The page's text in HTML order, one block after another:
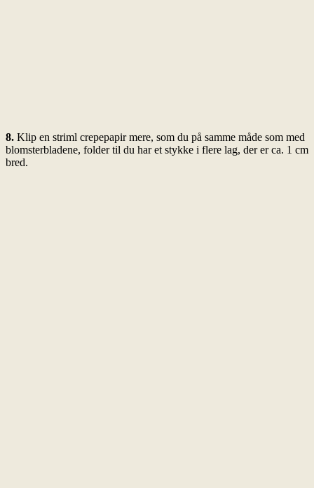
8. Klip en striml crepepapir mere, som du på samme måde som med
blomsterbladene, folder til du har et stykke i flere lag, der er ca. 1 cm
bred.